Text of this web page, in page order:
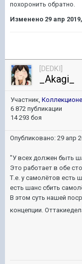
похоронить обратно.
Изменено 29 апр
[DEDKI]
_Akagi_
Участник,
6 872 публикации
14 293 боя
Опубликовано: 29 апр
"У всех должен быть
Это работает в обе
Т.е. у самолётов есть
есть шанс сбить
В этом суть нашей
концепции.